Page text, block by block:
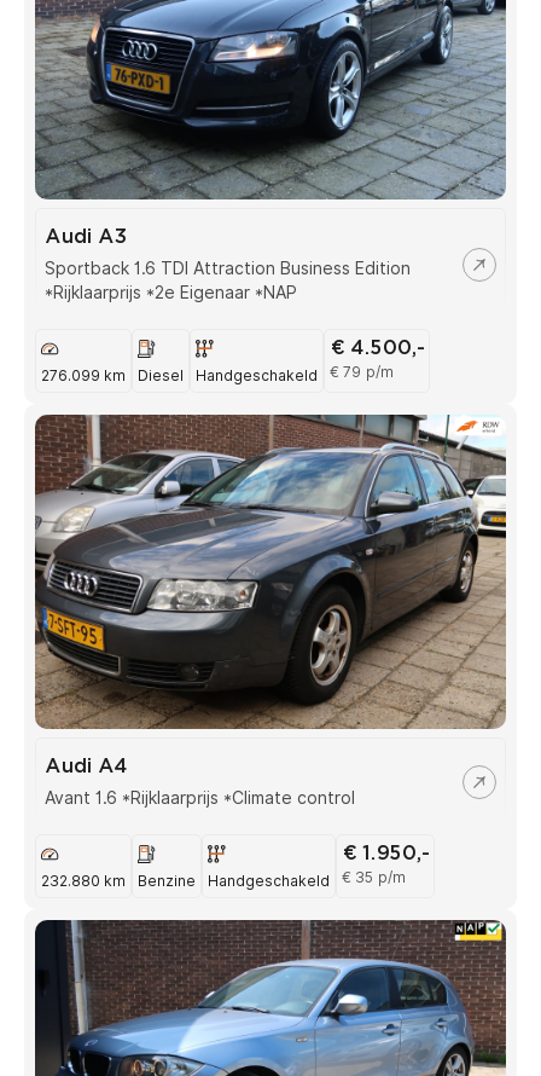
Audi A3
Sportback 1.6 TDI Attraction Business Edition
*Rijklaarprijs *2e Eigenaar *NAP
276.099 km Diesel Handgeschakeld
€ 4.500,-
€ 79 p/m
Audi A4
Avant 1.6 *Rijklaarprijs *Climate control
232.880 km Benzine Handgeschakeld
€ 1.950,-
€ 35 p/m